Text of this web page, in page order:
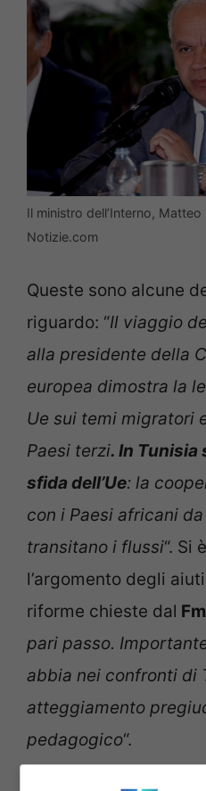
Il ministro dell’Interno,
Notizie.com
Queste sono alcune
riguardo: “Il viaggio
alla presidente della
europea dimostra la
Ue sui temi migratori
Paesi terzi. In Tunisia
sfida dell’Ue: la
con i Paesi africani
transitano i flussi“. Si
l’argomento degli
riforme chieste dal
pari passo.
abbia nei confronti di
atteggiamento
pedagogico“.